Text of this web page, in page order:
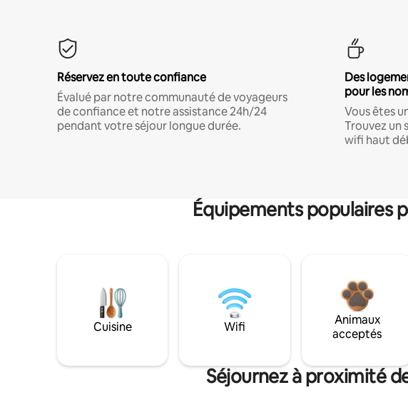
Réservez en toute confiance
Évalué par notre communauté de voyageurs
de confiance et notre assistance 24h/24
pendant votre séjour longue durée.
Des
pour les
Vous êtes
Trouvez un
wifi haut
Équipements populaires
Cuisine Wifi
Animaux
acceptés
Séjournez à proximité